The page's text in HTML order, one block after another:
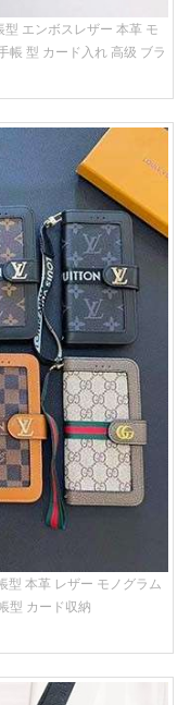
型 エンボスレザー 本革 モ
帳 型 カード入れ 高级 ブラ
人かわいい
型 本革 レザー モノグラム
型 カード収納
s25/s24ケース 手帳型 大